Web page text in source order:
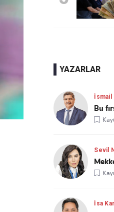
YAZARLAR
İsmail
Bu
Sevil
İsa